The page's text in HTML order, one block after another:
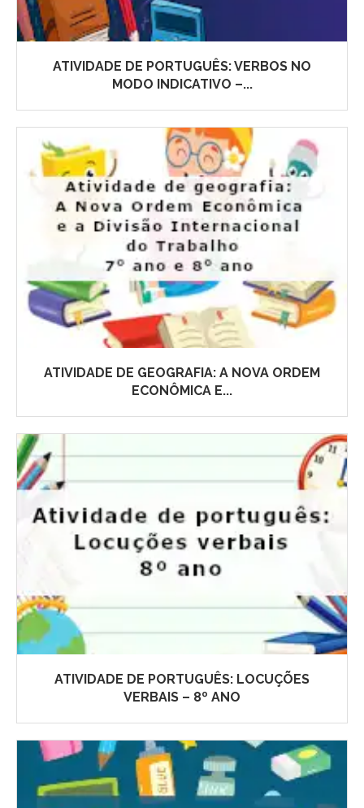
ATIVIDADE DE PORTUGUÊS: VERBOS NO
MODO INDICATIVO –...
ATIVIDADE DE GEOGRAFIA: A NOVA ORDEM
ECONÔMICA E...
ATIVIDADE DE PORTUGUÊS: LOCUÇÕES
VERBAIS – 8º ANO